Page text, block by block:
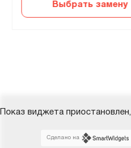
Выбрать замену
Показ виджета приостановлен,
Сделано на